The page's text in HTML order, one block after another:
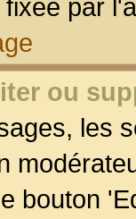
par
ou
les
bouton